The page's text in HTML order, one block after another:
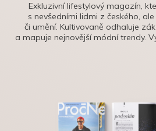
Exkluzivní lifestylový magazín,
s nevšedními lidmi z českého,
či umění. Kultivovaně odhaluje
a mapuje nejnovější módní trendy.